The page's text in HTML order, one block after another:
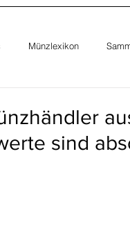
Münzlexikon
sind